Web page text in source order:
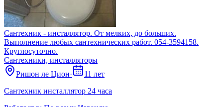
Сантехник - инсталлятор. От мелких, до больших.
Выполнение любых сантехнических работ. 054-3594158.
Круглосуточно.
Сантехники, инсталляторы
Ришон ле Цион·
11 лет
Сантехник инсталлятор 24 часа